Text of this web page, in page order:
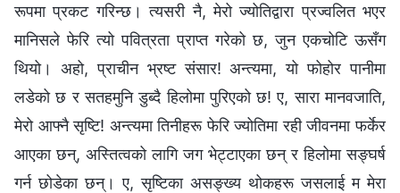
रूपमा प्रकट गरिन्छ। त्यसरी नै, मेरो ज्योतिद्वारा प्रज्वलित भएर
मानिसले फेरि त्यो पवित्रता प्राप्त गरेको छ, जुन एकचोटि ऊसँग
थियो। अहो, प्राचीन भ्रष्ट संसार! अन्त्यमा, यो फोहोर पानीमा
लडेको छ र सतहमुनि डुब्दै हिलोमा पुरिएको छ! ए, सारा मानवजाति,
मेरो आफ्नै सृष्टि! अन्त्यमा तिनीहरू फेरि ज्योतिमा रही जीवनमा फर्केर
आएका छन्, अस्तित्वको लागि जग भेट्टाएका छन् र हिलोमा सङ्घर्ष
गर्न छोडेका छन्। ए, सृष्टिका असङ्ख्य थोकहरू जसलाई म मेरा